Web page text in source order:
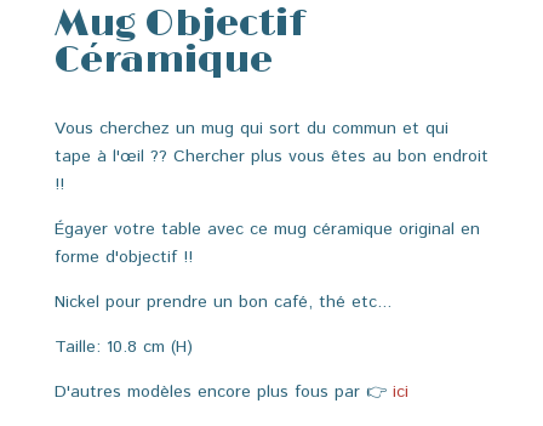
Mug Objectif
Céramique
Vous cherchez un mug qui sort du commun et qui
tape à l'œil ?? Chercher plus vous êtes au bon endroit
!!
Égayer votre table avec ce mug céramique original en
forme d'objectif !!
Nickel pour prendre un bon café, thé etc...
Taille: 10.8 cm (H)
D'autres modèles encore plus fous par 👉 ici